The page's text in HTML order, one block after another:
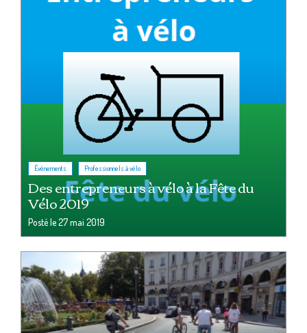
Événements Professionnels à vélo
Des entrepreneurs à vélo à la Fête du
Vélo 2019
Posté le27 mai 2019